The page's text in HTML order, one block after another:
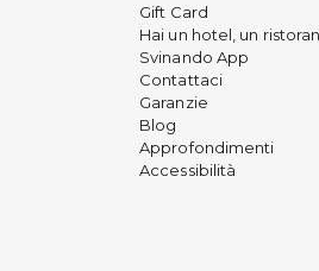
Gift Card
Hai un hotel, un
Svinando App
Contattaci
Garanzie
Blog
Approfondimenti
Accessibilità